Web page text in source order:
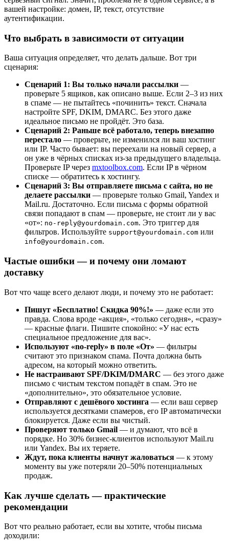
вашей настройке: домен, IP, текст, отсутствие
аутентификации.
Что выбрать в зависимости от ситуации
Ваша ситуация определяет, что делать дальше. Вот три
сценария:
Сценарий 1: Вы только начали рассылки —
проверьте 5 ящиков, как описано выше. Если 2–3 из них
в спаме — не пытайтесь «починить» текст. Сначала
настройте SPF, DKIM, DMARC. Без этого даже
идеальное письмо не пройдёт. Это база.
Сценарий 2: Раньше всё работало, теперь внезапно
перестало — проверьте, не изменился ли ваш хостинг
или IP. Часто бывает: вы переехали на новый сервер, а
он уже в чёрных списках из-за предыдущего владельца.
Проверьте IP через mxtoolbox.com. Если IP в чёрном
списке — обратитесь к хостингу.
Сценарий 3: Вы отправляете письма с сайта, но не
делаете рассылки — проверьте только Gmail, Yandex и
Mail.ru. Достаточно. Если письма с формы обратной
связи попадают в спам — проверьте, не стоит ли у вас
«от»: no-reply@yourdomain.com. Это триггер для
фильтров. Используйте support@yourdomain.com или
info@yourdomain.com.
Частые ошибки — и почему они ломают
доставку
Вот что чаще всего делают люди, и почему это не работает:
Пишут «Бесплатно! Скидка 90%!» — даже если это
правда. Слова вроде «акция», «только сегодня», «сразу»
— красные флаги. Пишите спокойно: «У нас есть
специальное предложение для вас».
Используют «no-reply» в поле «От» — фильтры
считают это признаком спама. Почта должна быть
адресом, на который можно ответить.
Не настраивают SPF/DKIM/DMARC — без этого даже
письмо с чистым текстом попадёт в спам. Это не
«дополнительно», это обязательное условие.
Отправляют с дешёвого хостинга — если ваш сервер
используется десятками спамеров, его IP автоматически
блокируется. Даже если вы чистый.
Проверяют только Gmail — и думают, что всё в
порядке. Но 30% бизнес-клиентов используют Mail.ru
или Yandex. Вы их теряете.
Ждут, пока клиенты начнут жаловаться — к этому
моменту вы уже потеряли 20–50% потенциальных
продаж.
Как лучше сделать — практические
рекомендации
Вот что реально работает, если вы хотите, чтобы письма
доходили: